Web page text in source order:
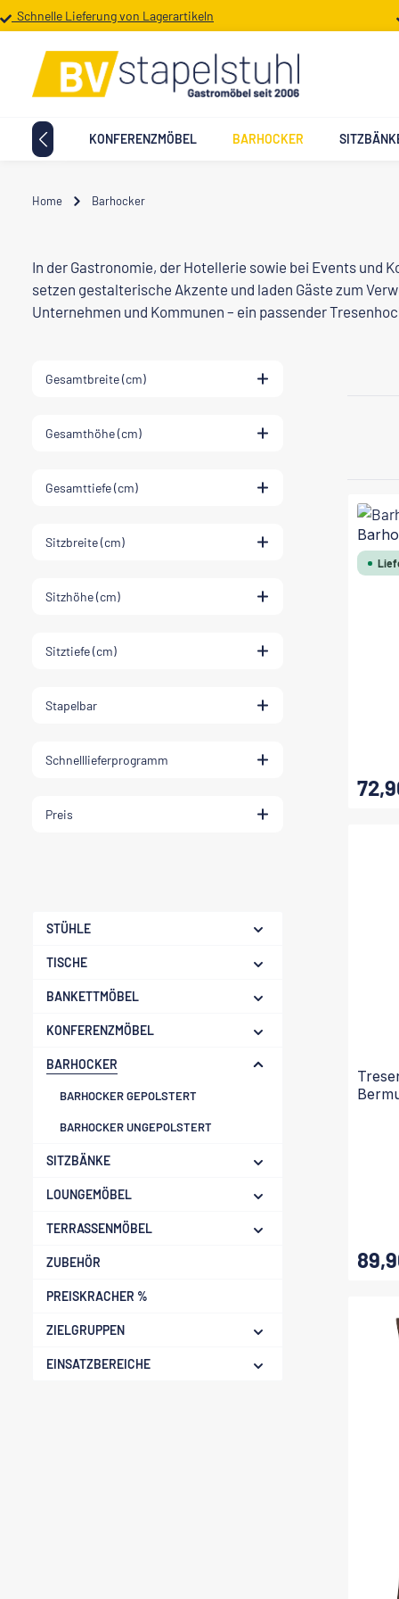
Hauptinhalt springen
Zur Suche springen
Zur Hauptnavigation springen
Schnelle Lieferung von Lagerartikeln
KONFERENZMÖBEL BARHOCKER
Home Barhocker
In der Gastronomie, der Hotellerie sowie bei Events und
setzen gestalterische Akzente und laden Gäste zum
Unternehmen und Kommunen – ein passender
Gesamtbreite (cm)
Gesamthöhe (cm)
Gesamttiefe (cm)
Sitzbreite (cm)
Sitzhöhe (cm)
Sitztiefe (cm)
Stapelbar
Schnelllieferprogramm
Preis
STÜHLE
TISCHE
BANKETTMÖBEL
KONFERENZMÖBEL
BARHOCKER
BARHOCKER GEPOLSTERT
BARHOCKER UNGEPOLSTERT
SITZBÄNKE
LOUNGEMÖBEL
TERRASSENMÖBEL
ZUBEHÖR
PREISKRACHER %
ZIELGRUPPEN
EINSATZBEREICHE